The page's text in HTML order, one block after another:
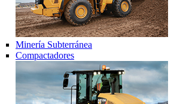
Minería Subterránea
Compactadores